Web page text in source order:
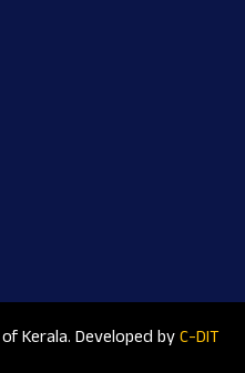
Kerala. Developed byC-DIT